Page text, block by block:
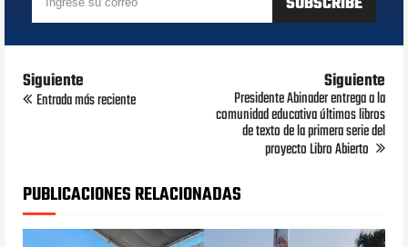
Siguiente
Entrada más reciente
Siguiente
Presidente Abinader entrega a la
comunidad educativa últimos libros
de texto de la primera serie del
proyecto Libro Abierto
PUBLICACIONES RELACIONADAS